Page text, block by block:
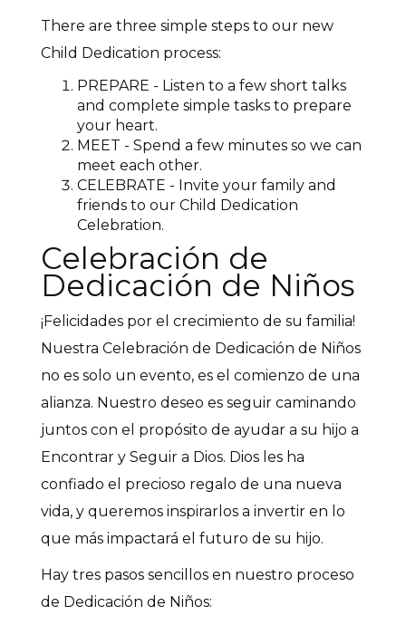
There are three simple steps to our new
Child Dedication process:
PREPARE - Listen to a few short talks
and complete simple tasks to prepare
your heart.
MEET - Spend a few minutes so we can
meet each other.
CELEBRATE - Invite your family and
friends to our Child Dedication
Celebration.
Celebración de
Dedicación de Niños
¡Felicidades por el crecimiento de su familia!
Nuestra Celebración de Dedicación de Niños
no es solo un evento, es el comienzo de una
alianza. Nuestro deseo es seguir caminando
juntos con el propósito de ayudar a su hijo a
Encontrar y Seguir a Dios. Dios les ha
confiado el precioso regalo de una nueva
vida, y queremos inspirarlos a invertir en lo
que más impactará el futuro de su hijo.
Hay tres pasos sencillos en nuestro proceso
de Dedicación de Niños: